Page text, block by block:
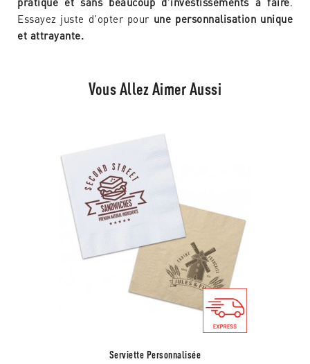
Essayez juste d’opter pour une personnalisation unique
et attrayante.
Vous Allez Aimer Aussi
Serviette Personnalisée